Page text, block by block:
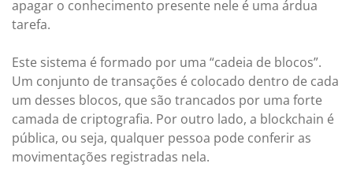
apagar o conhecimento presente nele é uma árdua
tarefa.
Este sistema é formado por uma “cadeia de blocos”.
Um conjunto de transações é colocado dentro de cada
um desses blocos, que são trancados por uma forte
camada de criptografia. Por outro lado, a blockchain é
pública, ou seja, qualquer pessoa pode conferir as
movimentações registradas nela.